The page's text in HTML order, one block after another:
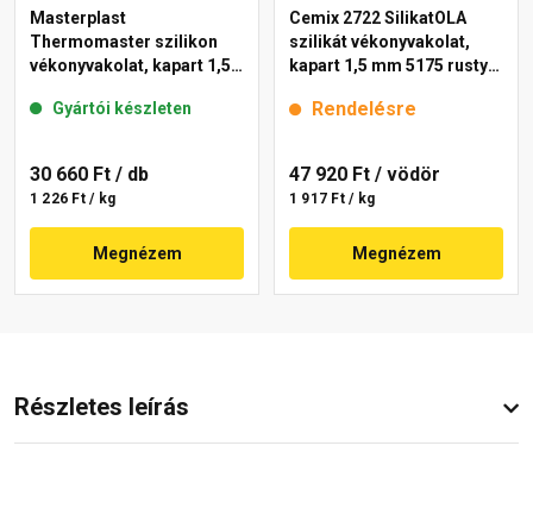
Masterplast
Thermomaster szilikon
vékonyvakolat, kapart 1,5
Gyártói készleten
30 660 Ft / db
1 226 Ft / kg
Megnézem
Cemix 2722 SilikatOLA
szilikát vékonyvakolat,
kapart 1,5 mm 5175 rusty
Rendelésre
47 920 Ft / vödör
1 917 Ft / kg
Megnézem
Részletes leírás